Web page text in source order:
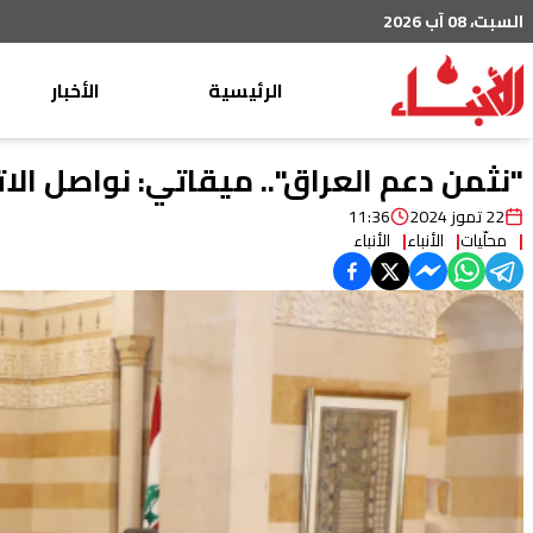
السبت، 08 آب 2026
الرئيسية
الأخبار
محليات
عربي دولي
خاص
رياضة
من لبنان
ثقافة ومجتمع
منوعات
"نثمن دعم العراق".. ميقاتي: نواصل
22 تموز 2024 11:36
محلّيات الأنباء الأنباء